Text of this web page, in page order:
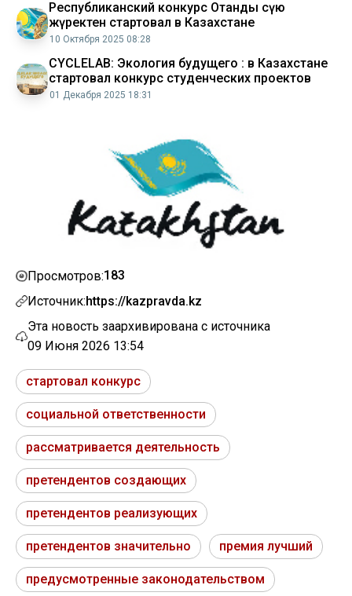
Республиканский конкурс Отанды сүю
жүректен стартовал в Казахстане
10 Октября 2025 08:28
CYCLELAB: Экология будущего : в Казахстане
стартовал конкурс студенческих проектов
01 Декабря 2025 18:31
Просмотров:183
Источник:https://kazpravda.kz
Эта новость заархивирована с источника
09 Июня 2026 13:54
стартовал конкурс
социальной ответственности
рассматривается деятельность
претендентов создающих
претендентов реализующих
претендентов значительно премия лучший
предусмотренные законодательством